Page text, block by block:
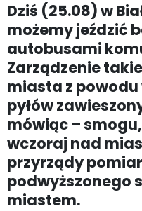
Dziś (25.08) w
możemy jeździć
autobusami
Zarządzenie
miasta z
pyłów
mówiąc –
wczoraj nad
przyrządy
podwyższonego
miastem.